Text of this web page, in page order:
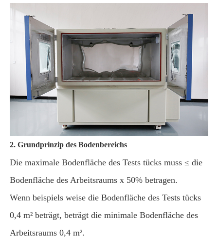
2. Grundprinzip des Bodenbereichs
Die maximale Bodenfläche des Tests tücks muss ≤ die
Bodenfläche des Arbeitsraums x 50% betragen.
Wenn beispiels weise die Bodenfläche des Tests tücks
0,4 m² beträgt, beträgt die minimale Bodenfläche des
Arbeitsraums 0,4 m².